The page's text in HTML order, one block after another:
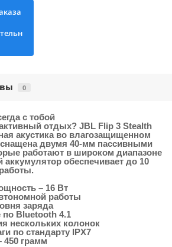
0
с тобой
отдых? JBL Flip 3 Stealth
акустика во влагозащищенном
двумя 40-мм пассивными
работают в широком диапазоне
аккумулятор обеспечивает до 10
– 16 Вт
работы
заряда
Bluetooth 4.1
нескольких колонок
по стандарту IPX7
450 грамм